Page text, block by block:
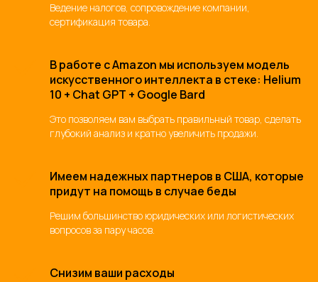
Ведение налогов, сопровождение компании,
сертификация товара.
В работе с Amazon мы используем модель
искусственного интеллекта в стеке: Helium
10 + Chat GPT + Google Bard
Это позволяем вам выбрать правильный товар, сделать
глубокий анализ и кратно увеличить продажи.
Имеем надежных партнеров в США, которые
придут на помощь в случае беды
Решим большинство юридических или логистических
вопросов за пару часов.
Снизим ваши расходы